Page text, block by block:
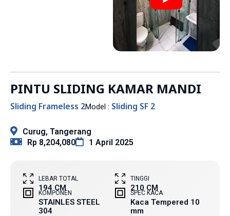
PINTU SLIDING KAMAR MANDI
Sliding Frameless 2Model : Sliding SF 2
Curug, Tangerang
Rp 8,204,080
1 April 2025
LEBAR TOTAL
194 CM
TINGGI
210 CM
KOMPONEN
STAINLES STEEL
304
SPEC KACA
Kaca Tempered 10
mm